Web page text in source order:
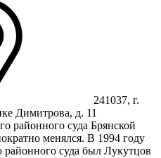
241037, г.
Димитрова, д. 11
районного суда Брянской
менялся. В 1994 году
районного суда был Лукутцов